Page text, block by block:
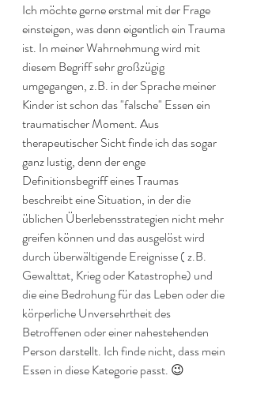
Ich möchte gerne erstmal mit der Frage
einsteigen, was denn eigentlich ein Trauma
ist. In meiner Wahrnehmung wird mit
diesem Begriff sehr großzügig
umgegangen, z.B. in der Sprache meiner
Kinder ist schon das "falsche" Essen ein
traumatischer Moment. Aus
therapeutischer Sicht finde ich das sogar
ganz lustig, denn der enge
Definitionsbegriff eines Traumas
beschreibt eine Situation, in der die
üblichen Überlebensstrategien nicht mehr
greifen können und das ausgelöst wird
durch überwältigende Ereignisse ( z.B.
Gewalttat, Krieg oder Katastrophe) und
die eine Bedrohung für das Leben oder die
körperliche Unversehrtheit des
Betroffenen oder einer nahestehenden
Person darstellt. Ich finde nicht, dass mein
Essen in diese Kategorie passt. 😉